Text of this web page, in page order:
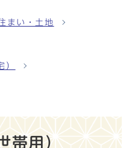
まい・土地
）
帯用）